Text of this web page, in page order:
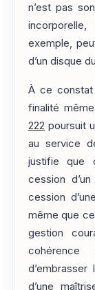
n’est pas
exemple,
d’un disque
À ce constat
finalité
222 poursuit
au service
justifie que
cession
cession
même que
gestion
d’une